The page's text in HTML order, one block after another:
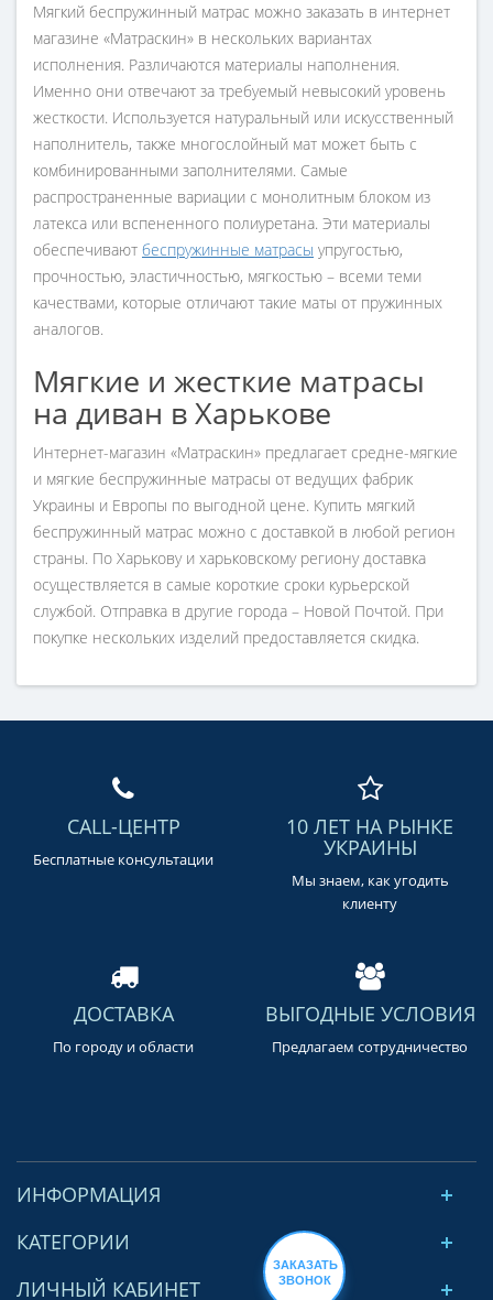
Мягкий беспружинный матрас можно заказать в интернет
магазине «Матраскин» в нескольких вариантах
исполнения. Различаются материалы наполнения.
Именно они отвечают за требуемый невысокий уровень
жесткости. Используется натуральный или искусственный
наполнитель, также многослойный мат может быть с
комбинированными заполнителями. Самые
распространенные вариации с монолитным блоком из
латекса или вспененного полиуретана. Эти материалы
обеспечивают беспружинные матрасы упругостью,
прочностью, эластичностью, мягкостью – всеми теми
качествами, которые отличают такие маты от пружинных
аналогов.
Мягкие и жесткие матрасы
на диван в Харькове
Интернет-магазин «Матраскин» предлагает средне-мягкие
и мягкие беспружинные матрасы от ведущих фабрик
Украины и Европы по выгодной цене. Купить мягкий
беспружинный матрас можно с доставкой в любой регион
страны. По Харькову и харьковскому региону доставка
осуществляется в самые короткие сроки курьерской
службой. Отправка в другие города – Новой Почтой. При
покупке нескольких изделий предоставляется скидка.
CALL-ЦЕНТР
Бесплатные консультации
10 ЛЕТ НА РЫНКЕ
УКРАИНЫ
Мы знаем, как угодить
клиенту
ДОСТАВКА
По городу и области
ВЫГОДНЫЕ УСЛОВИЯ
Предлагаем сотрудничество
ИНФОРМАЦИЯ
КАТЕГОРИИ
ЛИЧНЫЙ КАБИНЕТ
ЗАКАЗАТЬ
ЗВОНОК